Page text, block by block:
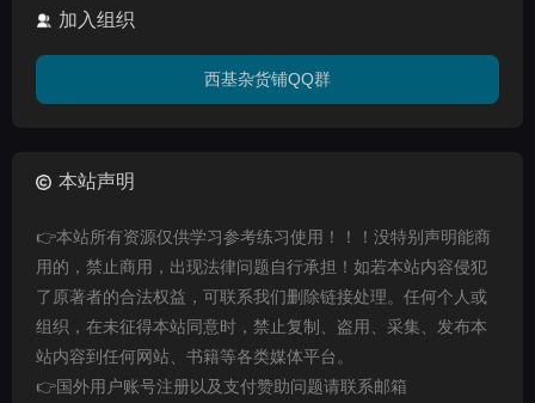
加入组织
西基杂货铺QQ群
本站声明
👉本站所有资源仅供学习参考练习使用！！！没特别声明能商
用的，禁止商用，出现法律问题自行承担！如若本站内容侵犯
了原著者的合法权益，可联系我们删除链接处理。任何个人或
组织，在未征得本站同意时，禁止复制、盗用、采集、发布本
站内容到任何网站、书籍等各类媒体平台。
👉国外用户账号注册以及支付赞助问题请联系邮箱